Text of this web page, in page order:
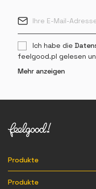
Ich habe die
feelgood.pl gelesen
Mehr anzeigen
Produkte
Produkte